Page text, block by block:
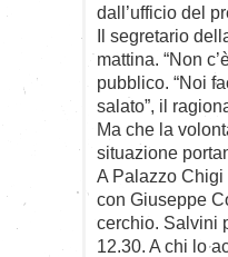
dall’ufficio del
Il segretario
mattina. “Non
pubblico. “Noi
salato”, il
Ma che la
situazione
A Palazzo
con Giuseppe
cerchio. Salvini
12.30. A chi lo